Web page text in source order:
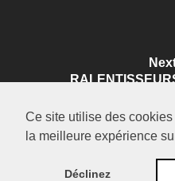
Ce site utilise des
la meilleure expérience
Déclinez